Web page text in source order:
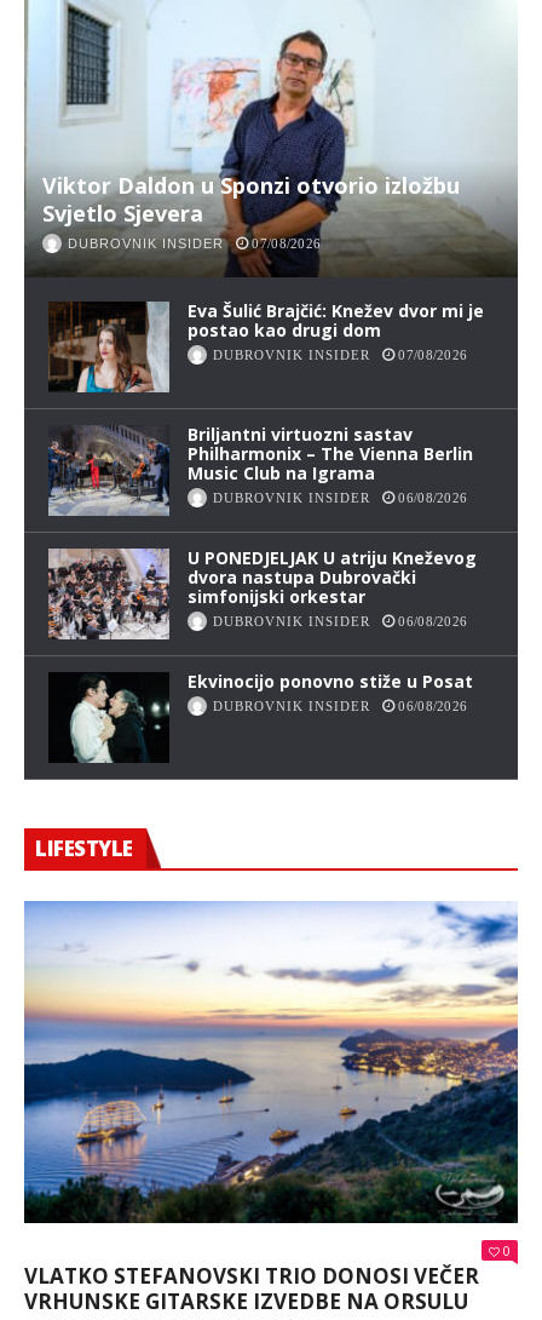
Viktor Daldon u Sponzi otvorio izložbu
Svjetlo Sjevera
DUBROVNIK INSIDER 07/08/2026
Eva Šulić Brajčić: Knežev dvor mi je
postao kao drugi dom
DUBROVNIK INSIDER 07/08/2026
Briljantni virtuozni sastav
Philharmonix – The Vienna Berlin
Music Club na Igrama
DUBROVNIK INSIDER 06/08/2026
U PONEDJELJAK U atriju Kneževog
dvora nastupa Dubrovački
simfonijski orkestar
DUBROVNIK INSIDER 06/08/2026
Ekvinocijo ponovno stiže u Posat
DUBROVNIK INSIDER 06/08/2026
LIFESTYLE
0
VLATKO STEFANOVSKI TRIO DONOSI VEČER
VRHUNSKE GITARSKE IZVEDBE NA ORSULU